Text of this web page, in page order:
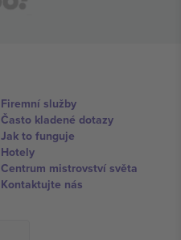
Firemní služby
Často kladené dotazy
Jak to funguje
Hotely
Centrum mistrovství světa
Kontaktujte nás